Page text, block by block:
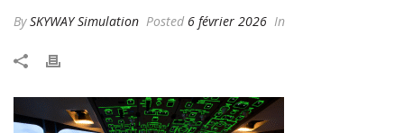
BySKYWAY Simulation Posted 6 février 2026 In